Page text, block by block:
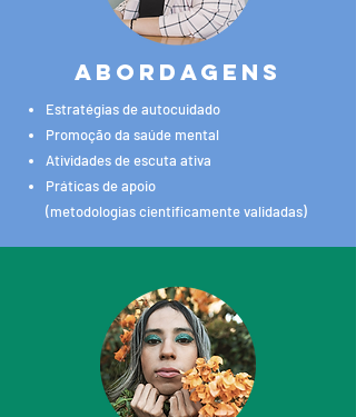
ABORDAGENS
Estratégias de autocuidado
Promoção da saúde mental
Atividades de escuta ativa
Práticas de apoio
(metodologias cientificamente validadas)